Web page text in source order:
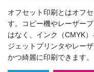
オフセット印刷とはオフ
す。コピー機やレーザー
はなく、インク（CMYK
ジェットプリンタやレー
かつ綺麗に印刷できます。